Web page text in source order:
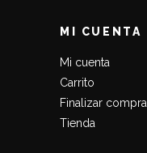
MI CUENTA
Mi cuenta
Carrito
Finalizar compra
Tienda